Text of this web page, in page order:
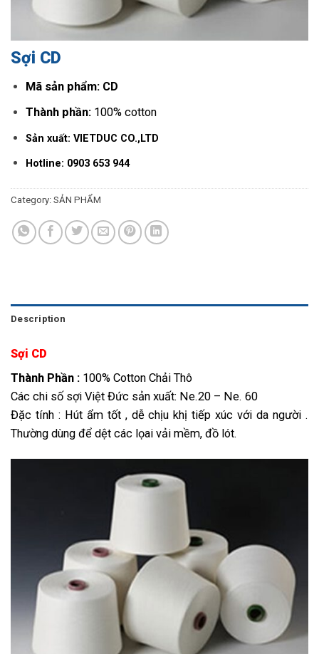
Sợi CD
Mã sản phẩm: CD
Thành phần: 100% cotton
Sản xuất: VIETDUC CO.,LTD
Hotline: 0903 653 944
Category: SẢN PHẨM
Description
Sợi CD
Thành Phần : 100% Cotton Chải Thô
Các chi số sợi Việt Đức sản xuất: Ne.20 – Ne. 60
Đặc tính : Hút ẩm tốt , dễ chịu khị tiếp xúc với da người .
Thường dùng để dệt các lọai vải mềm, đồ lót.